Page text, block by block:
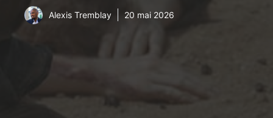
Alexis Tremblay 20 mai 2026